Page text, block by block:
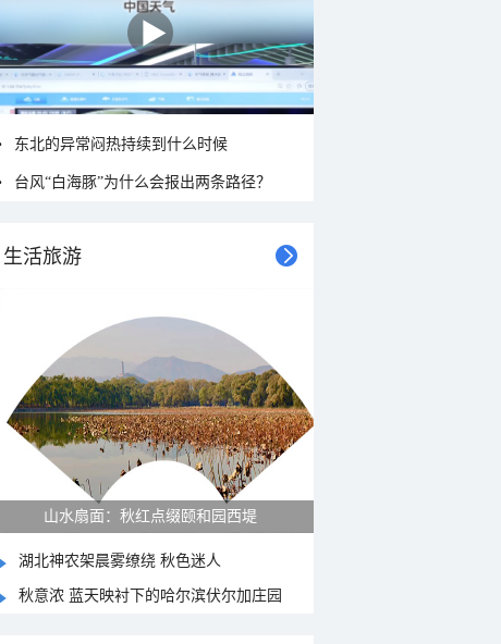
东北的异常闷热持续到什么时候
台风“白海豚”为什么会报出两条路径？
生活旅游
山水扇面：秋红点缀颐和园西堤
湖北神农架晨雾缭绕 秋色迷人
秋意浓 蓝天映衬下的哈尔滨伏尔加庄园